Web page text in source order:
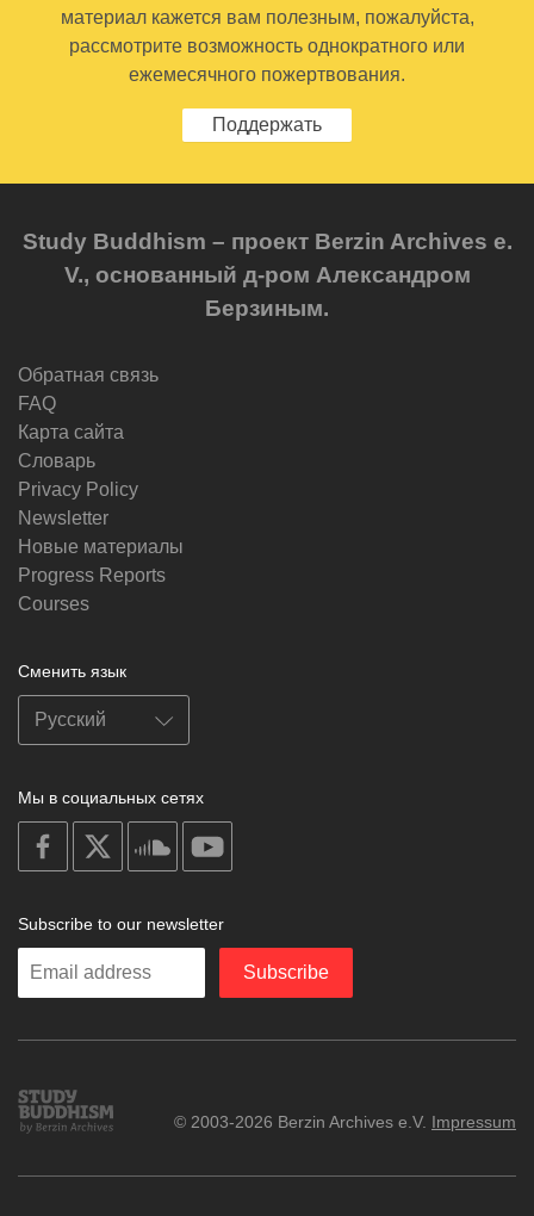
материал кажется вам полезным, пожалуйста,
рассмотрите возможность однократного или
ежемесячного пожертвования.
Поддержать
Study Buddhism – проект Berzin Archives e.
V., основанный д-ром Александром
Берзиным.
Обратная связь
FAQ
Карта сайта
Словарь
Privacy Policy
Newsletter
Новые материалы
Progress Reports
Courses
Сменить язык
Мы в социальных сетях
on
facebook
soundcloud
Subscribe to our newsletter
Enter
Subscribe
Study
Buddhism
© 2003-2026 Berzin Archives e.V. Impressum